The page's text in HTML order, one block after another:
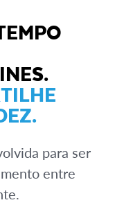
para ser
entre